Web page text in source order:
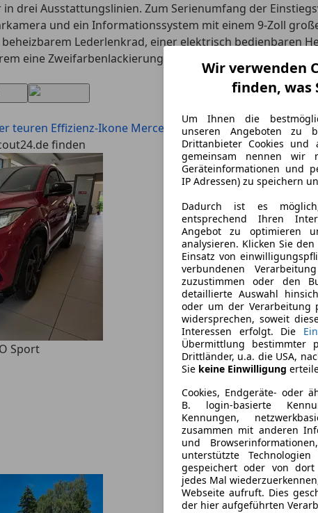
Wir verwenden
finden, was
Um Ihnen die
unseren Angeboten zu
Drittanbieter Cookies und
gemeinsam nennen wir
Geräteinformationen und
IP Adressen) zu speichern
Dadurch ist es
entsprechend Ihren
Angebot zu optimieren
analysieren. Klicken Sie
Einsatz von
verbundenen
zuzustimmen oder den
detaillierte Auswahl
oder um der Verarbeitung
widersprechen, soweit
Interessen erfolgt. Die
Übermittlung bestimmter
Drittländer, u.a. die USA,
Sie keine Einwilligung
Cookies, Endgeräte- oder
B. login-basierte
Kennungen,
zusammen mit anderen
und
unterstützte
gespeichert oder von
jedes Mal
Webseite aufruft. Dies
der hier aufgeführten
drei Ausstattungslinien. Zum Serienumfang der
und ein Informationssystem mit einem 9-Zoll
Lederlenkrad, einer elektrisch bedienbaren
eine Zweifarbenlackierung, Dachreling und eine
teuren Effizienz-Ikone Mercedes-Benz GLA (2026):
finden
Sport